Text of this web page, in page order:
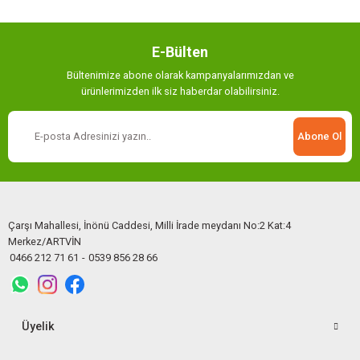
E-Bülten
Bültenimize abone olarak kampanyalarımızdan ve
ürünlerimizden ilk siz haberdar olabilirsiniz.
Abone Ol
Çarşı Mahallesi, İnönü Caddesi, Milli İrade meydanı No:2 Kat:4
Merkez/ARTVİN
0466 212 71 61 - 0539 856 28 66
Üyelik